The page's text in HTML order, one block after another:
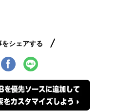
シェアする